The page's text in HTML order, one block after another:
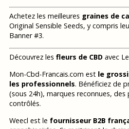
Achetez les meilleures graines de
Original Sensible Seeds, y compris
Banner #3.
Découvrez les fleurs de CBDavec
Mon-Cbd-Francais.com est le
les professionnels. Bénéficiez de
(sous 24h), marques reconnues,
contrôlés.
Weecl est le fournisseur B2B